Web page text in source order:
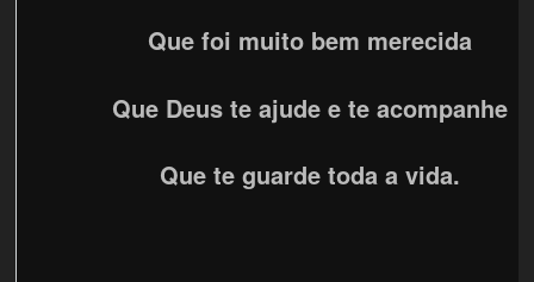
Que foi muito bem merecida
Que Deus te ajude e te acompanhe
Que te guarde toda a vida.